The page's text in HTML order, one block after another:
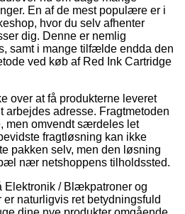
En af de mest populære er i
hvor du selv afhenter
dig. Denne er nemlig
samt i mange tilfælde endda den
ved køb af Red Ink Cartridge
over at få produkterne leveret
arbejdes adresse. Fragtmetoden
men omvendt særdeles let
fragtløsning kan ikke
pakken selv, men den løsning
nær netshoppens tilholdssted.
Elektronik / Blækpatroner og
naturligvis ret betydningsfuld